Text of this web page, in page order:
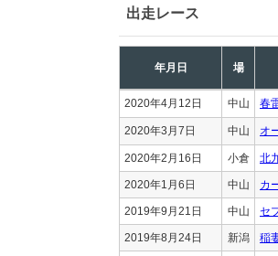
出走レース
年月日 場
2020年4月12日 中山 春
2020年3月7日 中山 オ
2020年2月16日 小倉 北
2020年1月6日 中山 カ
2019年9月21日 中山 セ
2019年8月24日 新潟 稲